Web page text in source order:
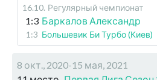
16.10. Регулярный чемпионат
1:3 Баркалов Александр
1:3 Большевик Би Турбо (Киев)
8 окт., 2020-15 мая, 2021